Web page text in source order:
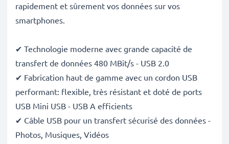
rapidement et sûrement vos données sur vos
smartphones.
✔ Technologie moderne avec grande capacité de
transfert de données 480 MBit/s - USB 2.0
✔ Fabrication haut de gamme avec un cordon USB
performant: flexible, très résistant et doté de ports
USB Mini USB - USB A efficients
✔ Câble USB pour un transfert sécurisé des données -
Photos, Musiques, Vidéos